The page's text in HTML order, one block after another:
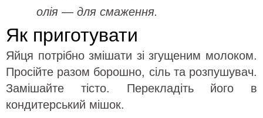
олія — для смаження.
Як приготувати
Яйця потрібно змішати зі згущеним молоком.
Просійте разом борошно, сіль та розпушувач.
Замішайте тісто. Перекладіть його в
кондитерський мішок.